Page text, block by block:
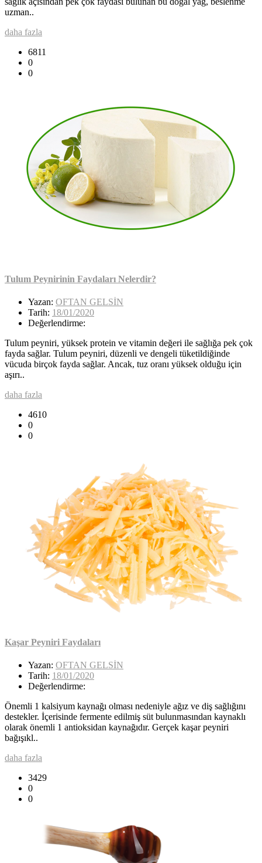
uzman..
daha fazla
6811
0
0
Tulum Peynirinin Faydaları Nelerdir?
Yazan: OFTAN GELSİN
Tarih: 18/01/2020
Değerlendirme:
Tulum peyniri, yüksek protein ve vitamin değeri ile sağlığa pek çok
fayda sağlar. Tulum peyniri, düzenli ve dengeli tüketildiğinde
vücuda birçok fayda sağlar. Ancak, tuz oranı yüksek olduğu için
aşırı..
daha fazla
4610
0
0
Kaşar Peyniri Faydaları
Yazan: OFTAN GELSİN
Tarih: 18/01/2020
Değerlendirme:
Önemli 1 kalsiyum kaynağı olması nedeniyle ağız ve diş sağlığını
destekler. İçerisinde fermente edilmiş süt bulunmasından kaynaklı
olarak önemli 1 antioksidan kaynağıdır. Gerçek kaşar peyniri
bağışıkl..
daha fazla
3429
0
0